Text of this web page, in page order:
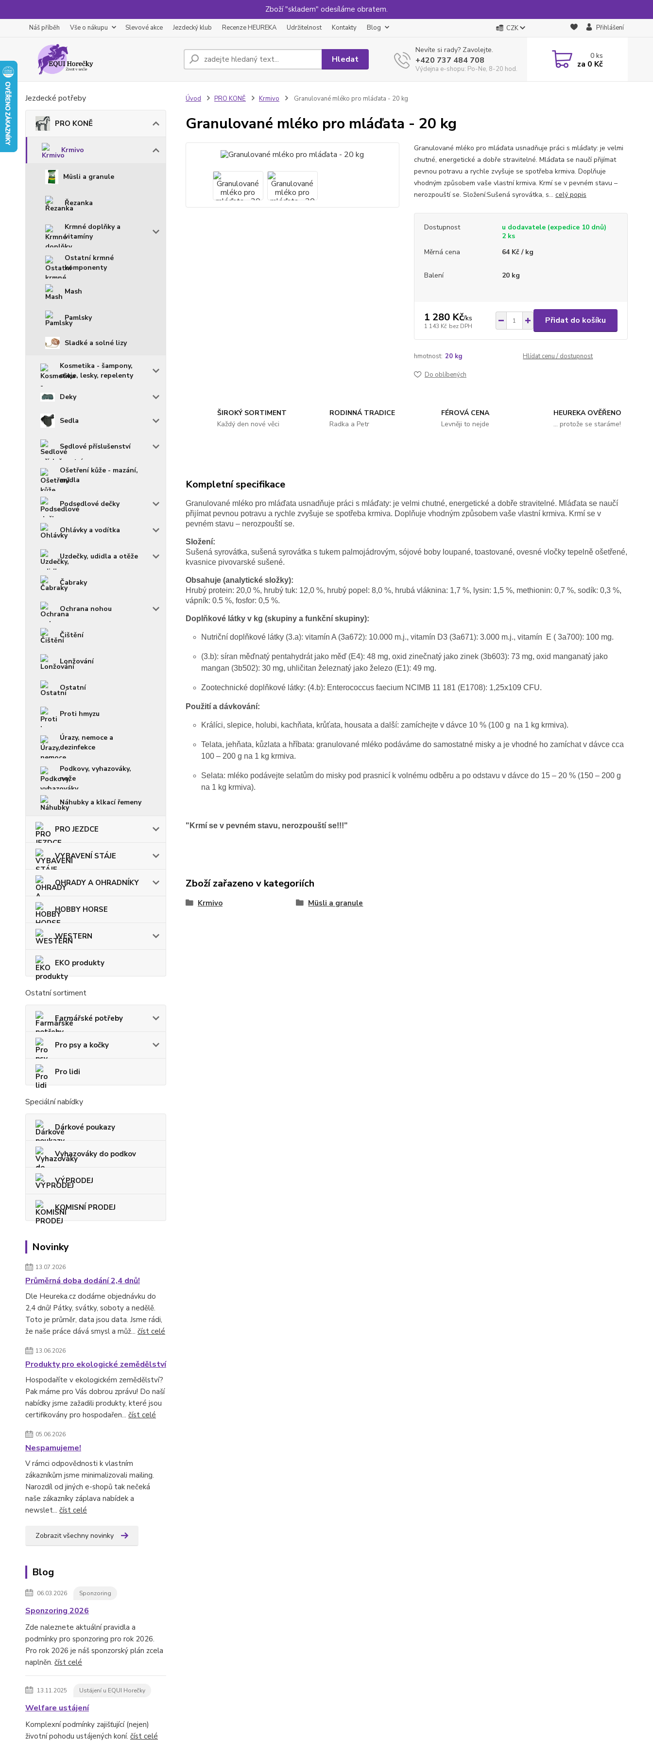
Zboží "skladem" odesíláme obratem.
Náš příběh Vše o nákupu Slevové akce Jezdecký klub Recenze HEUREKA Udržitelnost Kontakty Blog CZK Přihlášení
Hledat
Nevíte si rady? Zavolejte.
+420 737 484 708
Výdejna e-shopu: Po-Ne, 8-20 hod.
0ks
za 0 Kč
Jezdecké potřeby
PRO KONĚ
Krmivo
Müsli a granule
Řezanka
Krmné doplňky a
vitamíny
Ostatní krmné
komponenty
Mash
Pamlsky
Sladké a solné lizy
Kosmetika - šampony,
oleje, lesky, repelenty
Deky
Sedla
Sedlové příslušenství
Ošetření kůže - mazání,
mýdla
Podsedlové dečky
Ohlávky a vodítka
Uzdečky, udidla a otěže
Čabraky
Ochrana nohou
Čištění
Lonžování
Ostatní
Proti hmyzu
Úrazy, nemoce a
dezinfekce
Podkovy, vyhazováky,
nože
Náhubky a klkací řemeny
PRO JEZDCE
VYBAVENÍ STÁJE
OHRADY A OHRADNÍKY
HOBBY HORSE
WESTERN
EKO produkty
Ostatní sortiment
Farmářské potřeby
Pro psy a kočky
Pro lidi
Speciální nabídky
Dárkové poukazy
Vyhazováky do podkov
VÝPRODEJ
KOMISNÍ PRODEJ
Novinky
13.07.2026
Průměrná doba dodání 2,4 dnů!
Dle Heureka.cz dodáme objednávku do
2,4 dnů! Pátky, svátky, soboty a nedělě.
Toto je průměr, data jsou data. Jsme rádi,
že naše práce dává smysl a můž... číst celé
13.06.2026
Produkty pro ekologické zemědělství
Hospodaříte v ekologickém zemědělství?
Pak máme pro Vás dobrou zprávu! Do naší
nabídky jsme zažadili produkty, které jsou
certifikovány pro hospodařen... číst celé
05.06.2026
Nespamujeme!
V rámci odpovědnosti k vlastním
zákazníkům jsme minimalizovali mailing.
Narozdíl od jiných e-shopů tak nečeká
naše zákazníky záplava nabídek a
newslet... číst celé
Zobrazit všechny novinky
Blog
06.03.2026 Sponzoring
Sponzoring 2026
Zde naleznete aktuální pravidla a
podmínky pro sponzoring pro rok 2026.
Pro rok 2026 je náš sponzorský plán zcela
naplněn. číst celé
13.11.2025 Ustájení u EQUI Horečky
Welfare ustájení
Komplexní podmínky zajišťující (nejen)
životní pohodu ustájených koní. číst celé
Úvod PRO KONĚ Krmivo Granulované mléko pro mláďata - 20 kg
Granulované mléko pro mláďata - 20 kg
Granulované mléko pro mláďata usnadňuje práci s mláďaty: je velmi
chutné, energetické a dobře stravitelné. Mláďata se naučí přijímat
pevnou potravu a rychle zvyšuje se spotřeba krmiva. Doplňuje
vhodným způsobem vaše vlastní krmiva. Krmí se v pevném stavu –
nerozpouští se. Složení:Sušená syrovátka, s... celý popis
Dostupnost
u dodavatele (expedice 10 dnů)
2 ks
Měrná cena
64 Kč / kg
Balení 20 kg
1 280 Kč/ks
1 143 Kč bez DPH
Přidat do košíku
hmotnost: 20 kg Hlídat cenu / dostupnost
Do oblíbených
ŠIROKÝ SORTIMENT
Každý den nové věci
RODINNÁ TRADICE
Radka a Petr
FÉROVÁ CENA
Levněji to nejde
HEUREKA OVĚŘENO
... protože se staráme!
Kompletní specifikace
Granulované mléko pro mláďata usnadňuje práci s mláďaty: je velmi chutné, energetické a dobře stravitelné. Mláďata se naučí
přijímat pevnou potravu a rychle zvyšuje se spotřeba krmiva. Doplňuje vhodným způsobem vaše vlastní krmiva. Krmí se v
pevném stavu – nerozpouští se.
Složení:
Sušená syrovátka, sušená syrovátka s tukem palmojádrovým, sójové boby loupané, toastované, ovesné vločky tepelně ošetřené,
kvasnice pivovarské sušené.
Obsahuje (analytické složky):
Hrubý protein: 20,0 %, hrubý tuk: 12,0 %, hrubý popel: 8,0 %, hrubá vláknina: 1,7 %, lysin: 1,5 %, methionin: 0,7 %, sodík: 0,3 %,
vápník: 0.5 %, fosfor: 0,5 %.
Doplňkové látky v kg (skupiny a funkční skupiny):
Nutriční doplňkové látky (3.a): vitamín A (3a672): 10.000 m.j., vitamín D3 (3a671): 3.000 m.j., vitamín E ( 3a700): 100 mg.
(3.b): síran měďnatý pentahydrát jako měď (E4): 48 mg, oxid zinečnatý jako zinek (3b603): 73 mg, oxid manganatý jako
mangan (3b502): 30 mg, uhličitan železnatý jako železo (E1): 49 mg.
Zootechnické doplňkové látky: (4.b): Enterococcus faecium NCIMB 11 181 (E1708): 1,25x109 CFU.
Použití a dávkování:
Králíci, slepice, holubi, kachňata, krůťata, housata a další: zamíchejte v dávce 10 % (100 g na 1 kg krmiva).
Telata, jehňata, kůzlata a hříbata: granulované mléko podáváme do samostatné misky a je vhodné ho zamíchat v dávce cca
100 – 200 g na 1 kg krmiva.
Selata: mléko podávejte selatům do misky pod prasnicí k volnému odběru a po odstavu v dávce do 15 – 20 % (150 – 200 g
na 1 kg krmiva).
"Krmí se v pevném stavu, nerozpouští se!!!"
Zboží zařazeno v kategoriích
Krmivo Müsli a granule